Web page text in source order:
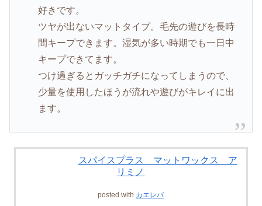
好きです。
ツヤが出ないマットタイプ。毛先の遊びを長時
間キープできます。湿気が多い時期でも一日中
キープできてます。
つけ過ぎるとガッチガチになってしまうので、
少量を使用したほうが流れや遊びがキレイに出
ます。
スパイスプラス マットワックス ア
リミノ
posted with カエレバ